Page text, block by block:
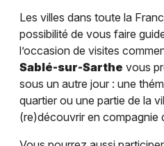
Les villes dans toute la
possibilité de vous faire
l’occasion de visites
Sablé-sur-Sarthe vous
sous un autre jour : une
quartier ou une partie de la
(re)découvrir en compagnie